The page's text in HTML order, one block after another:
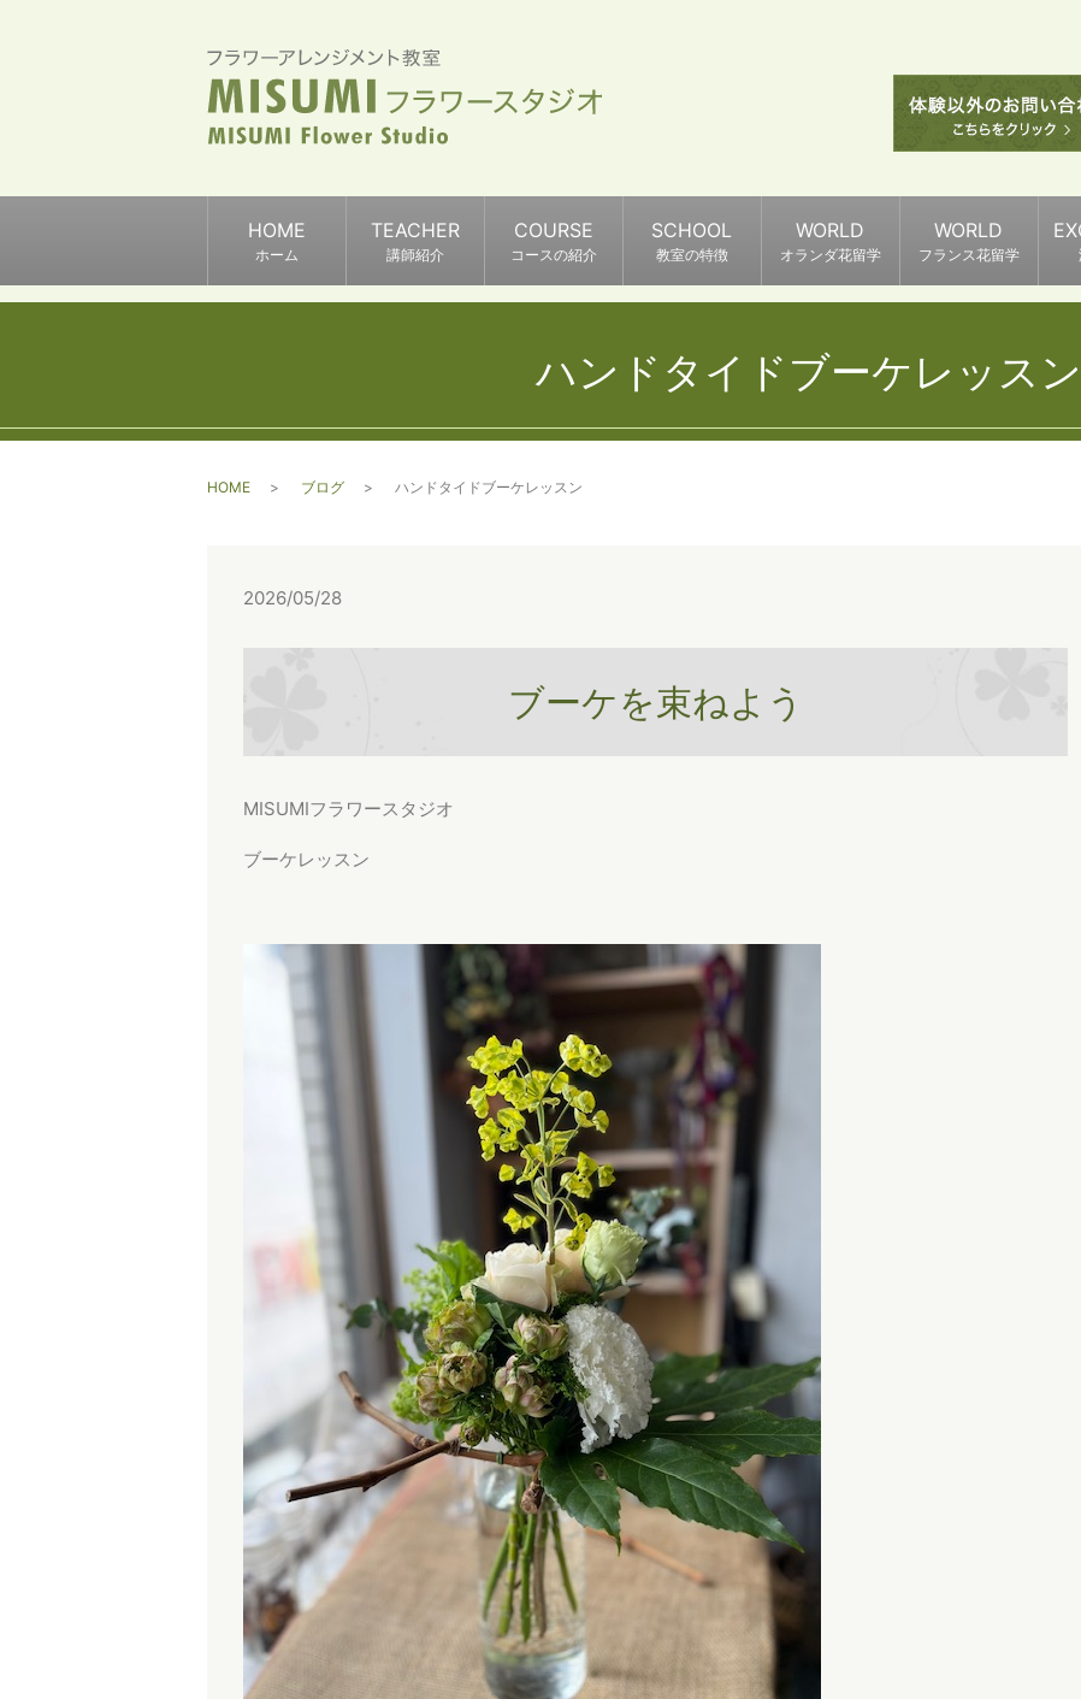
HOME
ホーム
TEACHER
講師紹介
COURSE
コースの紹介
SCHOOL
教室の特徴
WORLD
オランダ花留学
WORLD
フランス花留学
ハンドタイドブーケレッスン
HOME ブログ ハンドタイドブーケレッスン
2026/05/28
ブーケを束ねよう
MISUMIフラワースタジオ
ブーケレッスン